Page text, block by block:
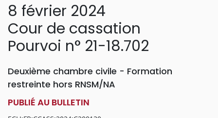
8 février 2024
Cour de cassation
Pourvoi n° 21-18.702
Deuxième chambre civile - Formation
restreinte hors RNSM/NA
PUBLIÉ AU BULLETIN